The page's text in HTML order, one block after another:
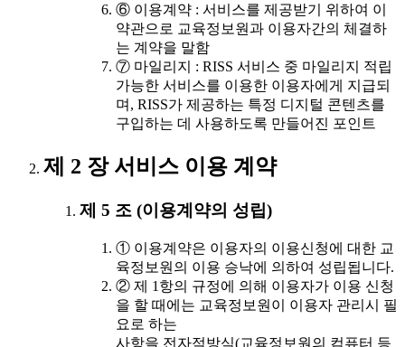
⑥ 이용계약 : 서비스를 제공받기 위하여 이
약관으로 교육정보원과 이용자간의 체결하
는 계약을 말함
⑦ 마일리지 : RISS 서비스 중 마일리지 적립
가능한 서비스를 이용한 이용자에게 지급되
며, RISS가 제공하는 특정 디지털 콘텐츠를
구입하는 데 사용하도록 만들어진 포인트
제 2 장 서비스 이용 계약
제 5 조 (이용계약의 성립)
① 이용계약은 이용자의 이용신청에 대한 교
육정보원의 이용 승낙에 의하여 성립됩니다.
② 제 1항의 규정에 의해 이용자가 이용 신청
을 할 때에는 교육정보원이 이용자 관리시 필
요로 하는
사항을 전자적방식(교육정보원의 컴퓨터 등